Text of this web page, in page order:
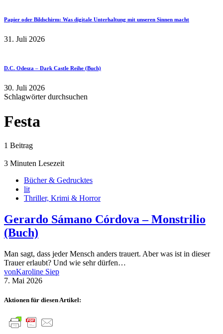
Papier oder Bildschirm: Was digitale Unterhaltung mit unseren Sinnen macht
31. Juli 2026
D.C. Odesza – Dark Castle Reihe (Buch)
30. Juli 2026
Schlagwörter durchsuchen
Festa
1 Beitrag
3 Minuten Lesezeit
Bücher & Gedrucktes
lit
Thriller, Krimi & Horror
Gerardo Sámano Córdova – Monstrilio
(Buch)
Man sagt, dass jeder Mensch anders trauert. Aber was ist in dieser
Trauer erlaubt? Und wie sehr dürfen…
vonKaroline Siep
7. Mai 2026
Aktionen für diesen Artikel: